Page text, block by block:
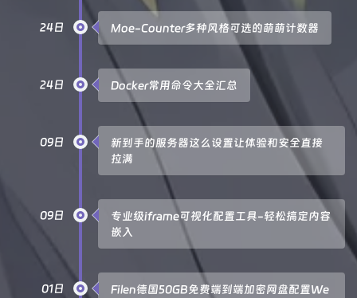
24日 Moe-Counter多种风格可选的萌萌计数器
24日 Docker常用命令大全汇总
09日
新到手的服务器这么设置让体验和安全直接
拉满
09日
专业级iframe可视化配置工具-轻松搞定内容
嵌入
01日
Filen德国50GB免费端到端加密网盘配置We